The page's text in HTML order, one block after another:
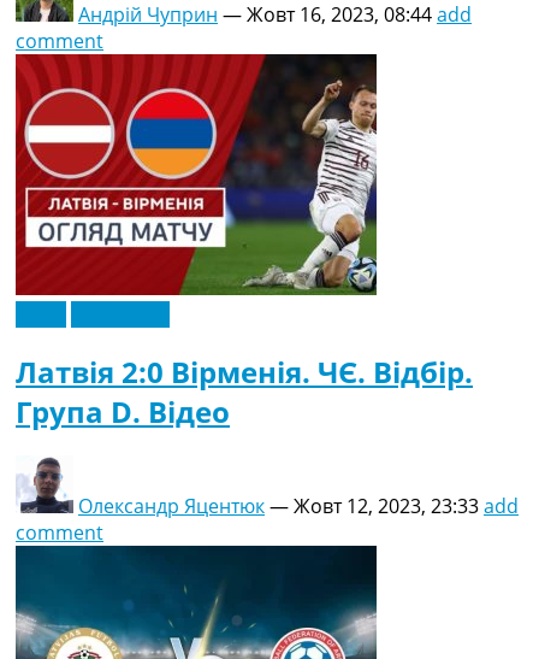
Андрій Чуприн —Жовт 16, 2023, 08:44add
comment
Латвія 2:0 Вірменія. ЧЄ. Відбір.
Група D. Відео
Олександр Яцентюк—Жовт 12, 2023, 23:33add
comment